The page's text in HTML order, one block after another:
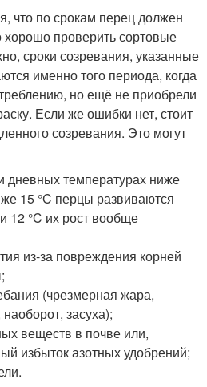
что по срокам перец должен
проверить сортовые
сроки созревания, указанные
именно того периода, когда
но ещё не приобрели
Если же ошибки нет, стоит
созревания. Это могут
дневных температурах ниже
15 °C перцы развиваются
12 °C их рост вообще
из-за повреждения корней
(чрезмерная жара,
засуха);
веществ в почве или,
избыток азотных удобрений;